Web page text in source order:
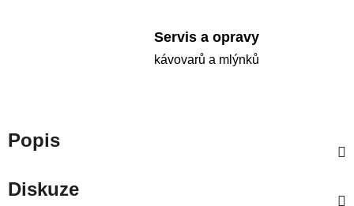
Servis a opravy
kávovarů a mlýnků
Popis
Diskuze